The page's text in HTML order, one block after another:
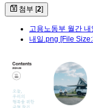
첨부 [2]
고용노동부 월간
내일.png [File